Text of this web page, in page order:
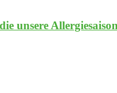
unsere